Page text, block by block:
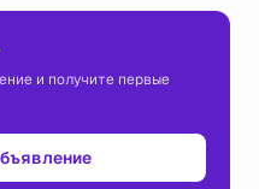
и получите первые